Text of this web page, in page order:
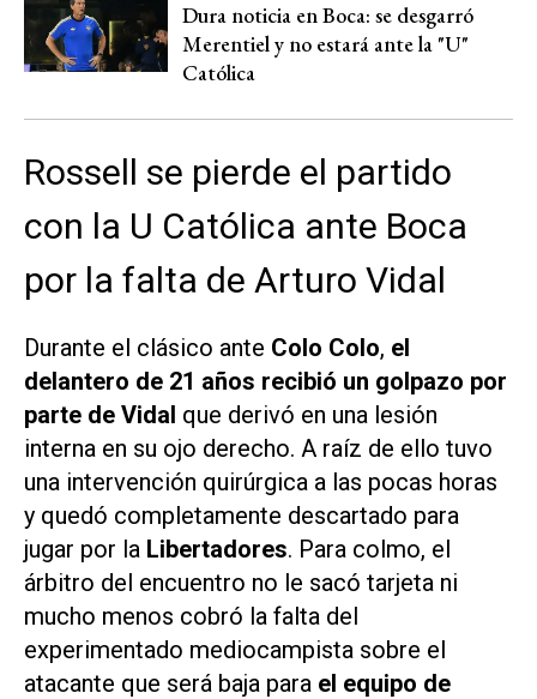
Dura noticia en Boca: se desgarró
Merentiel y no estará ante la "U"
Católica
Rossell se pierde el partido
con la U Católica ante Boca
por la falta de Arturo Vidal
Durante el clásico ante Colo Colo, el
delantero de 21 años recibió un golpazo por
parte de Vidal que derivó en una lesión
interna en su ojo derecho. A raíz de ello tuvo
una intervención quirúrgica a las pocas horas
y quedó completamente descartado para
jugar por la Libertadores. Para colmo, el
árbitro del encuentro no le sacó tarjeta ni
mucho menos cobró la falta del
experimentado mediocampista sobre el
atacante que será baja para el equipo de